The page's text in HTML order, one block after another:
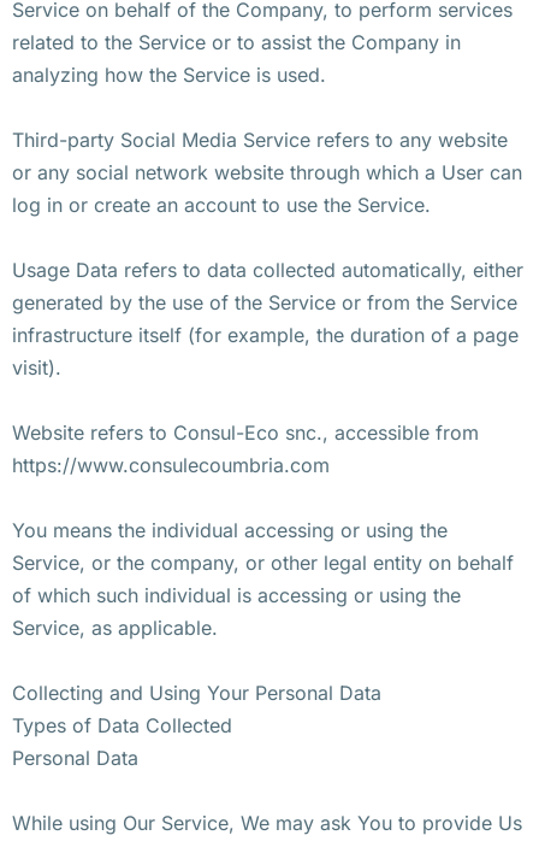
Service on behalf of the Company, to perform services
related to the Service or to assist the Company in
analyzing how the Service is used.
Third-party Social Media Service refers to any website
or any social network website through which a User can
log in or create an account to use the Service.
Usage Data refers to data collected automatically, either
generated by the use of the Service or from the Service
infrastructure itself (for example, the duration of a page
visit).
Website refers to Consul-Eco snc., accessible from
https://www.consulecoumbria.com
You means the individual accessing or using the
Service, or the company, or other legal entity on behalf
of which such individual is accessing or using the
Service, as applicable.
Collecting and Using Your Personal Data
Types of Data Collected
Personal Data
While using Our Service, We may ask You to provide Us